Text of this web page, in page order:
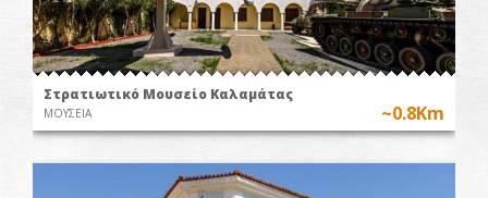
Στρατιωτικό Μουσείο Καλαμάτας
ΜΟΥΣΕΙΑ ~0.8Km